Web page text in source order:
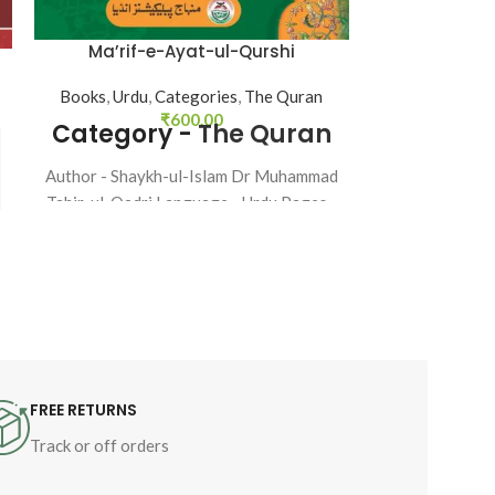
Ma’rif-e-Ayat-ul-Qurshi
Books,Urdu,Categories, The Quran
₹600.00
Category -The Quran
Author - Shaykh-ul-Islam Dr Muhammad
Tahir-ul-Qadri Language - Urdu Pages -
FREE RETURNS
Track or off orders